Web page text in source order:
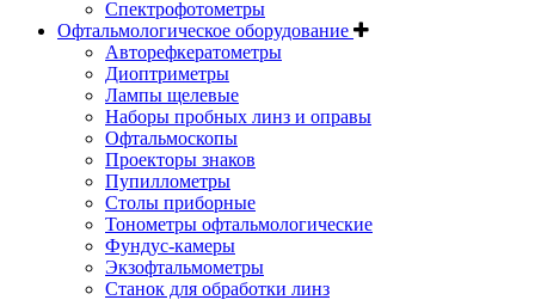
Спектрофотометры
Офтальмологическое оборудование
Авторефкератометры
Диоптриметры
Лампы щелевые
Наборы пробных линз и оправы
Офтальмоскопы
Проекторы знаков
Пупиллометры
Столы приборные
Тонометры офтальмологические
Фундус-камеры
Экзофтальмометры
Станок для обработки линз